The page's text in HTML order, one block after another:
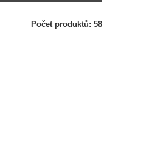
Počet produktů: 58